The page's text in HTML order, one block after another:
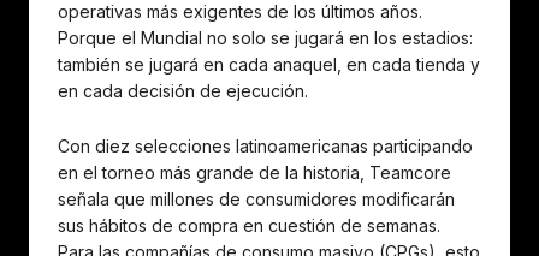
operativas más exigentes de los últimos años.
Porque el Mundial no solo se jugará en los estadios:
también se jugará en cada anaquel, en cada tienda y
en cada decisión de ejecución.
Con diez selecciones latinoamericanas participando
en el torneo más grande de la historia, Teamcore
señala que millones de consumidores modificarán
sus hábitos de compra en cuestión de semanas.